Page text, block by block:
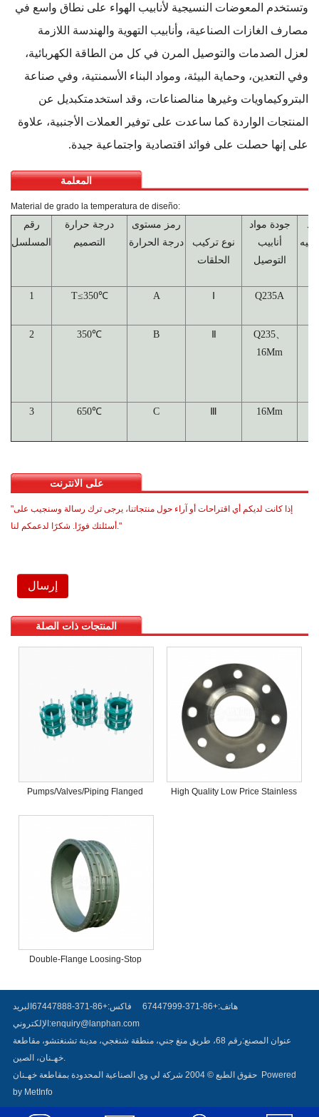
وتستخدم المعوضات النسيجية لأنابيب الهواء على نطاق واسع في
مصارف الغازات الصناعية، وأنابيب التهوية والهندسة اللازمة
لعزل الصدمات والتوصيل المرن في كل من الطاقة الكهربائية،
وفي التعدين، وحماية البيئة، ومواد البناء الأسمنتية، وفي صناعة
البتروكيماويات وغيرها منالصناعات، وقد استخدمتكبديل عن
المنتجات الواردة كما ساعدت على توفير العملات الأجنبية، علاوة
على إنها حصلت على فوائد اقتصادية واجتماعية جيدة.
المعلمة
Material de grado la temperatura de diseño:
رقم
المسلسل
درجة حرارة
التصميم
رمز مستوى
درجة الحرارة
نوع تركيب
الحلقات
جودة مواد
أنابيب
التوصيل
1 T≤350℃ A Q235A
2 350℃ B
Q235、
16Mm
3 650℃ C 16Mm
على الانترنت
"إذا كانت لديكم أي اقتراحات أو آراء حول منتجاتنا، يرجى ترك رسالة وسنجيب على
أسئلتك فورًا. شكرًا لدعمكم لنا."
المنتجات ذات الصلة
Pumps/Valves/Piping Flanged
High Quality Low Price Stainless
Double-Flange Loosing-Stop
هاتف:+86-371-67447999
فاكس:+86-371-67447888
البريد
الإلكتروني:enquiry@lanphan.com
عنوان المصنع:رقم 68، طريق منغ جني، منطقة شنغجي، مدينة تشنغتشو، مقاطعة
خهـنان، الصين.
حقوق الطبع © 2004 شركة لي وي الصناعية المحدودة بمقاطعة خهـنان Powered
by MetInfo